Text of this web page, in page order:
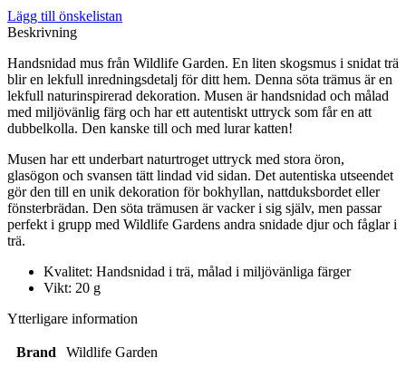
Lägg till önskelistan
Beskrivning
Handsnidad mus från Wildlife Garden. En liten skogsmus i snidat trä
blir en lekfull inredningsdetalj för ditt hem. Denna söta trämus är en
lekfull naturinspirerad dekoration. Musen är handsnidad och målad
med miljövänlig färg och har ett autentiskt uttryck som får en att
dubbelkolla. Den kanske till och med lurar katten!
Musen har ett underbart naturtroget uttryck med stora öron,
glasögon och svansen tätt lindad vid sidan. Det autentiska utseendet
gör den till en unik dekoration för bokhyllan, nattduksbordet eller
fönsterbrädan. Den söta trämusen är vacker i sig själv, men passar
perfekt i grupp med Wildlife Gardens andra snidade djur och fåglar i
trä.
Kvalitet: Handsnidad i trä, målad i miljövänliga färger
Vikt: 20 g
Ytterligare information
Brand Wildlife Garden